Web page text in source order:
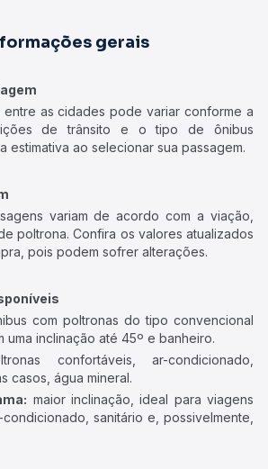
gerais
as cidades pode variar conforme a
de trânsito e o tipo de ônibus
estimativa ao selecionar sua passagem.
variam de acordo com a viação,
poltrona. Confira os valores atualizados
pois podem sofrer alterações.
com poltronas do tipo convencional
uma inclinação até 45º e banheiro.
confortáveis, ar-condicionado,
casos, água mineral.
maior inclinação, ideal para viagens
sanitário e, possivelmente,